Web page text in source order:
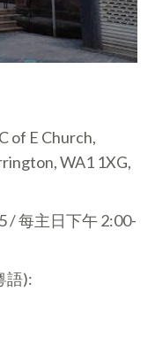
of E Church,
WA1 1XG,
/ 每主日下午 2:00-
語):